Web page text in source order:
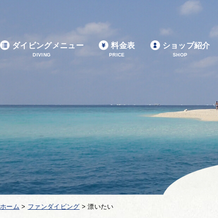
ダイビングメニュー
DIVING
料金表
PRICE
ショップ紹介
SHOP
ホーム > ファンダイビング >漂いたい